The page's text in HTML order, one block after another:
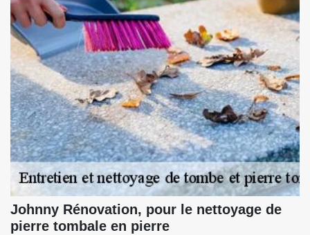
Johnny Rénovation, pour le nettoyage de
pierre tombale en pierre